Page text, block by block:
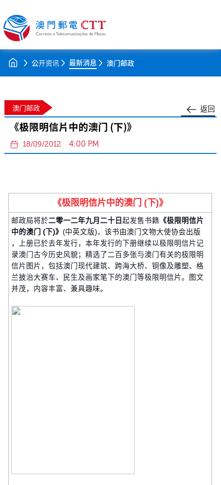
公开资讯 最新消息 澳门邮政
返回
澳门邮政
《极限明信片中的澳门 (下)》
18/09/2012 4:00 PM
《极限明信片中的澳门 (下)》
邮政局将於二零一二年九月二十日起发售书籍 《极限明信片
中的澳门 (下)》 (中英文版)，该书由澳门文物大使协会出版
，上册已於去年发行，本年发行的下册继续以极限明信片记
录澳门古今历史风貌；精选了二百多张与澳门有关的极限明
信片图片，包括澳门现代建筑、跨海大桥、铜像及雕塑、格
兰披治大赛车、民生及画家笔下的澳门等极限明信片。图文
并茂，内容丰富、兼具趣味。